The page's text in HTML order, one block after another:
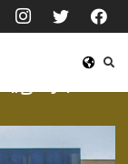
أخبار